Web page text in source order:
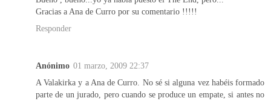
Gracias a Ana de Curro por su comentario !!!!!
Responder
Anónimo 01 marzo, 2009 22:37
A Valakirka y a Ana de Curro. No sé si alguna vez habéis formado
parte de un jurado, pero cuando se produce un empate, si antes no